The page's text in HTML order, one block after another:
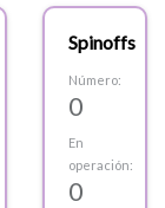
Spinoffs
Número:
0
En
operación:
0